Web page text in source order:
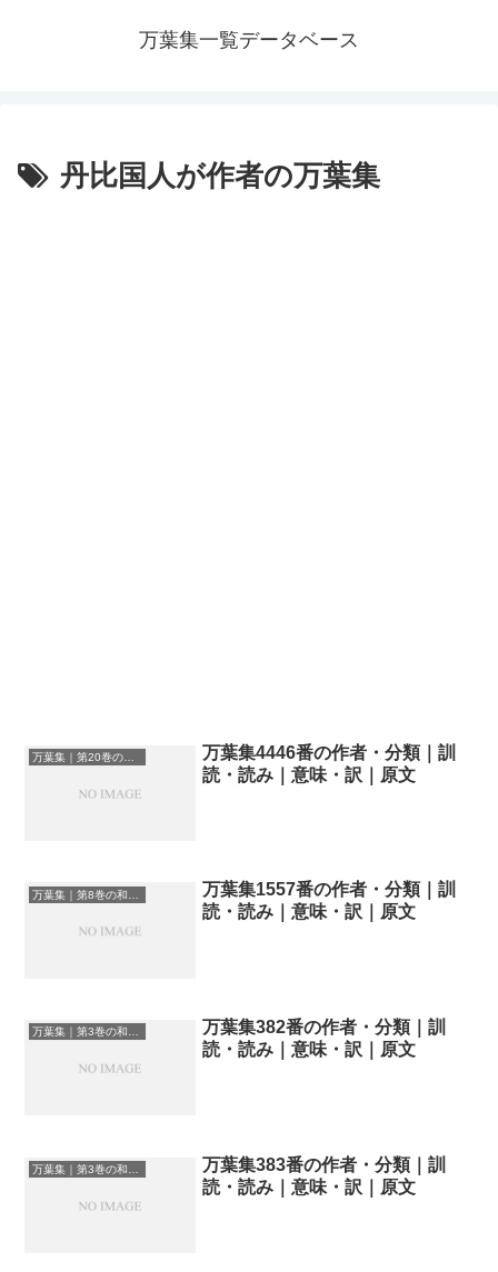
万葉集一覧データベース
丹比国人が作者の万葉集
万葉集｜第20巻の和歌一覧
万葉集4446番の作者・分類｜訓
読・読み｜意味・訳｜原文
万葉集1557番の作者・分類｜訓
読・読み｜意味・訳｜原文
万葉集｜第3巻の和歌一覧
万葉集382番の作者・分類｜訓
読・読み｜意味・訳｜原文
万葉集383番の作者・分類｜訓
読・読み｜意味・訳｜原文